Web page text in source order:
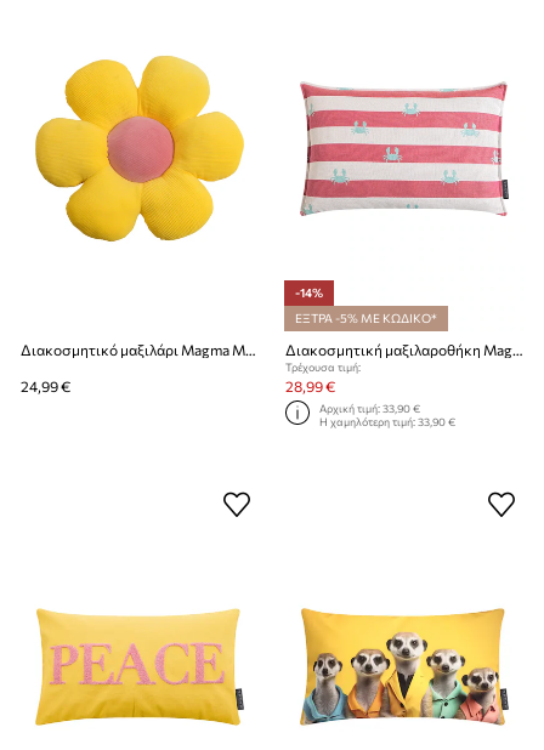
Διακοσμητικό μαξιλάρι Magma Minnie 50 cm
24,99 €
-14%
ΕΞΤΡΑ -5% ΜΕ ΚΩΔΙΚΟ*
Διακοσμητική μαξιλαροθήκη Magma Crab 40 x 60 cm
Τρέχουσα τιμή:
28,99 €
Αρχική τιμή:33,90 €
Η χαμηλότερη τιμή:33,90 €